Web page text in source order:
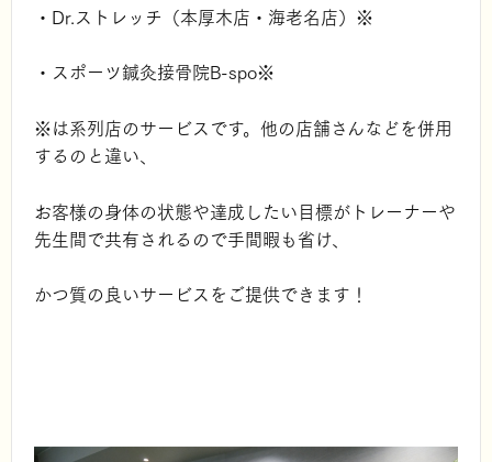
・Dr.ストレッチ（本厚木店・海老名店）※
・スポーツ鍼灸接骨院B-spo※
※は系列店のサービスです。他の店舗さんなどを併用
するのと違い、
お客様の身体の状態や達成したい目標が トレーナーや
先生間で共有されるので手間暇も省け、
かつ質の良いサービスをご提供できます！